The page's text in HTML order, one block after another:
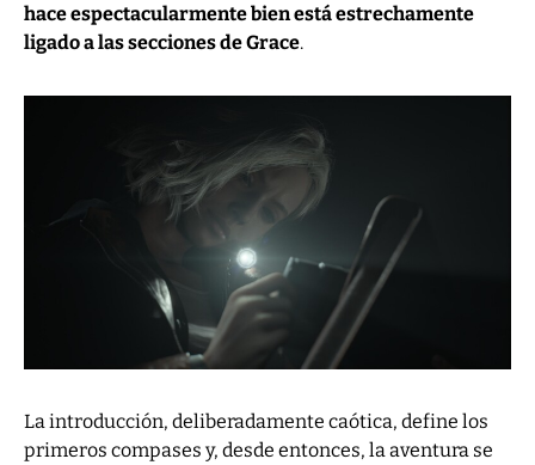
hace espectacularmente bien está estrechamente
ligado a las secciones de Grace.
La introducción, deliberadamente caótica, define los
primeros compases y, desde entonces, la aventura se